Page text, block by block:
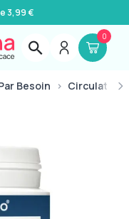
3,99 €
0
Besoin › Circulation